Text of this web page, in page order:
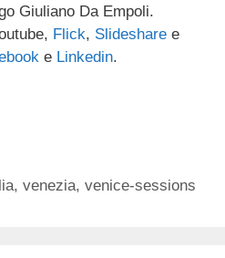
Giuliano Da Empoli.
Flick, Slideshare e
e Linkedin.
,venezia,venice-sessions